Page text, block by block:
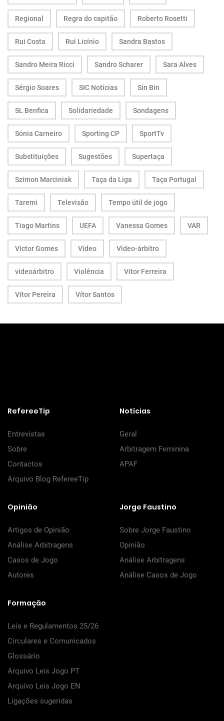
Regional Regra do capitão Roberto Rosetti
Rui Costa Rui Licínio Sandra Bastos
Sandro Meira Ricci Sandro Scharer Sara Alves
Sérgio Soares SIC Notícias Sin Bin
SL Benfica Solidariedade Sondagens
Sónia Carneiro Sporting CP SportTv
Substituições Sugestões Supertaça
Szimon Marciniak Taça da Liga Taça Portugal
Taremi Televisão Tempo útil de jogo
Tiago Martins UEFA Vanessa Gomes VAR
Victor Gomes Vídeo Vídeo-árbitro
videoárbitro Violência Vitor Ferreira
Vítor Pereira Vítor Santos
RefereeTip
Entrevistas
Sobre
Contactos
Arquivo Blog RefereeTip
Notícias
Geral
Arbitragem Feminina
APAF
Opinião
Artigos de Opinião
Análise Arbitragens
Casos de Jogo
Autores
Jorge Faustino
Sobre Jorge Faustino
Opinião
Análise Arbitragens
Análise Casos de Jogo
Formação
Leis e Regulamentos 25/26
Circulares e Comunicados
Glossário
Arquivo Leis Jogo PT
Arquivo Leis Jogo EN
Ligações sugeridas